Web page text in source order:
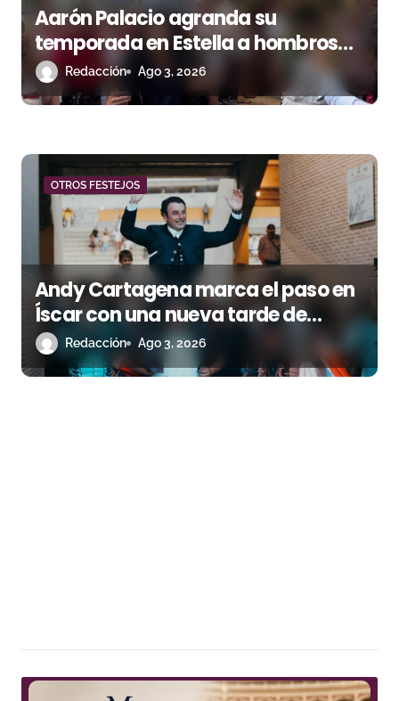
Aarón Palacio agranda su
temporada en Estella a hombros
junto a Guillermo Hermoso
Redacción Ago 3, 2026
OTROS FESTEJOS
Andy Cartagena marca el paso en
Íscar con una nueva tarde de
triunfoRedacción Ago 3, 2026